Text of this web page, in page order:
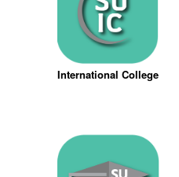
International College